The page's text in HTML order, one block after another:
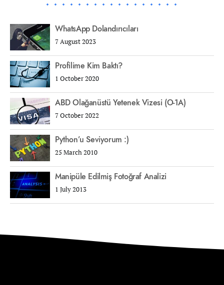
WhatsApp Dolandırıcıları
7 August 2023
Profilime Kim Baktı?
1 October 2020
ABD Olağanüstü Yetenek Vizesi (O-1A)
7 October 2022
Python’u Seviyorum :)
25 March 2010
Manipüle Edilmiş Fotoğraf Analizi
1 July 2013